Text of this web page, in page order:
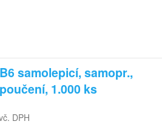
samolepicí, samopr.,
1.000 ks
DPH